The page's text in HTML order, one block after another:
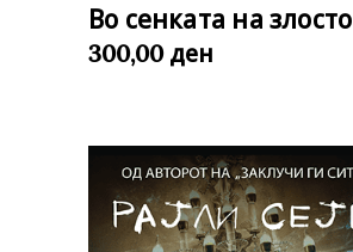
Во сенката на
300,00 ден